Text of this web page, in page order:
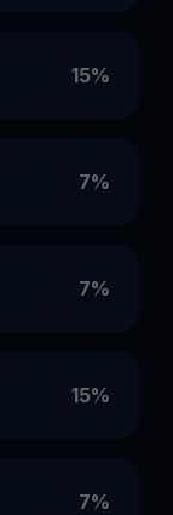
15%
7%
7%
15%
7%